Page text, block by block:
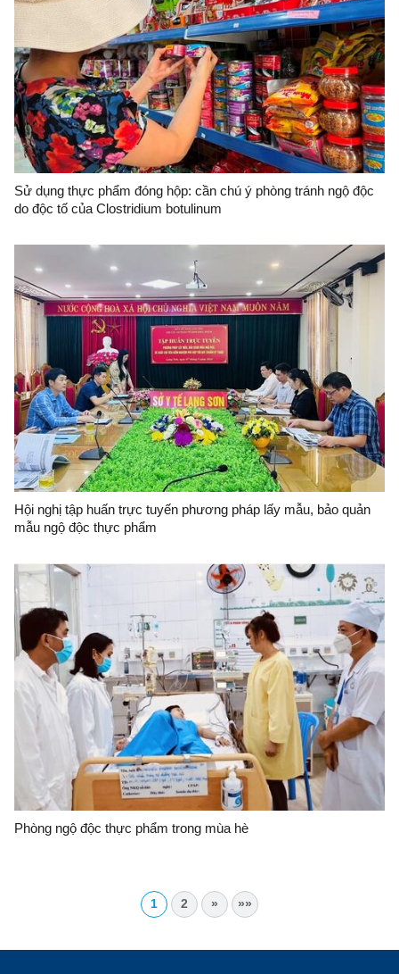
Sử dụng thực phẩm đóng hộp: cần chú ý phòng tránh ngộ độc
do độc tố của Clostridium botulinum
Hội nghị tập huấn trực tuyến phương pháp lấy mẫu, bảo quản
mẫu ngộ độc thực phẩm
Phòng ngộ độc thực phẩm trong mùa hè
1 2 » »»